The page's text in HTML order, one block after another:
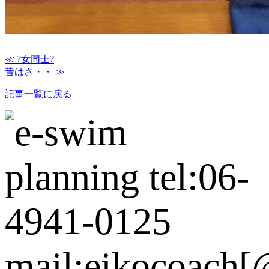
≪ ?女同士?
昔はさ・・ ≫
記事一覧に戻る